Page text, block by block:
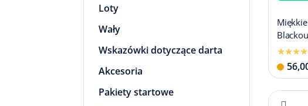
Loty
Wały
Wskazówki dotyczące darta
Akcesoria
Pakiety startowe